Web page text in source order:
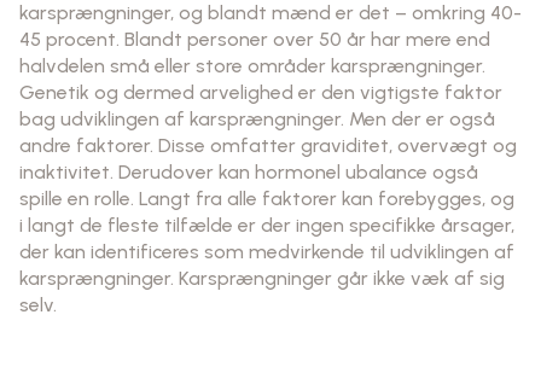
karsprængninger, og blandt mænd er det – omkring 40-
45 procent. Blandt personer over 50 år har mere end
halvdelen små eller store områder karsprængninger.
Genetik og dermed arvelighed er den vigtigste faktor
bag udviklingen af karsprængninger. Men der er også
andre faktorer. Disse omfatter graviditet, overvægt og
inaktivitet. Derudover kan hormonel ubalance også
spille en rolle. Langt fra alle faktorer kan forebygges, og
i langt de fleste tilfælde er der ingen specifikke årsager,
der kan identificeres som medvirkende til udviklingen af ​​
karsprængninger. Karsprængninger går ikke væk af sig
selv.